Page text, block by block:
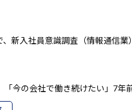
新入社員意識調査（情報通信
「今の会社で働き続けたい」7